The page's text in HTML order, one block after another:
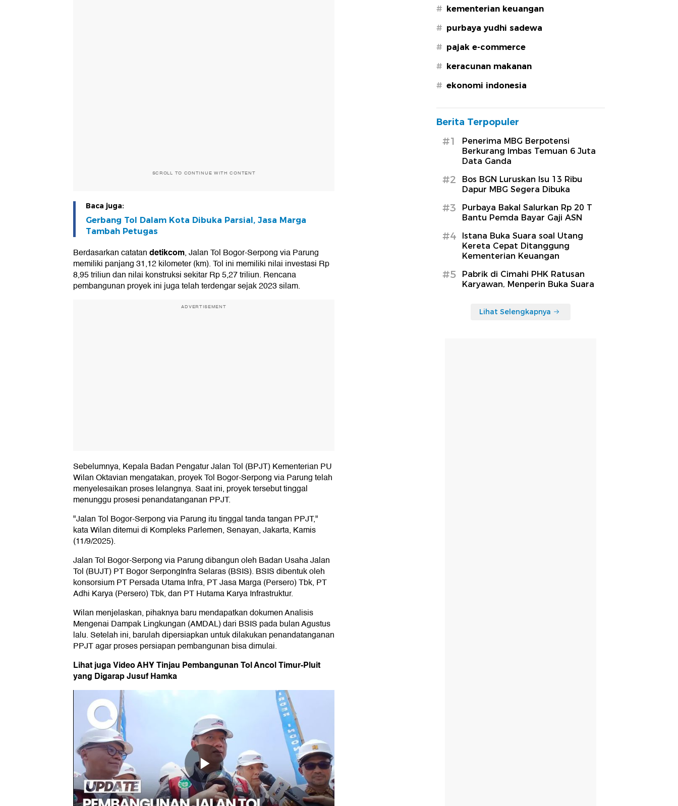
SCROLL TO CONTINUE WITH CONTENT
Baca juga:
Gerbang Tol Dalam Kota Dibuka Parsial, Jasa Marga
Tambah Petugas
Berdasarkan catatandetikcom, Jalan Tol Bogor-Serpong via Parung
memiliki panjang 31,12 kilometer (km). Tol ini memiliki nilai investasi Rp
8,95 triliun dan nilai konstruksi sekitar Rp 5,27 triliun. Rencana
pembangunan proyek ini juga telah terdengar sejak 2023 silam.
ADVERTISEMENT
Sebelumnya, Kepala Badan Pengatur Jalan Tol (BPJT) Kementerian PU
Wilan Oktavian mengatakan, proyek Tol Bogor-Serpong via Parung telah
menyelesaikan proses lelangnya. Saat ini, proyek tersebut tinggal
menunggu prosesi penandatanganan PPJT.
"Jalan Tol Bogor-Serpong via Parung itu tinggal tanda tangan PPJT,"
kata Wilan ditemui di Kompleks Parlemen, Senayan, Jakarta, Kamis
(11/9/2025).
Jalan Tol Bogor-Serpong via Parung dibangun oleh Badan Usaha Jalan
Tol (BUJT) PT Bogor SerpongInfra Selaras (BSIS). BSIS dibentuk oleh
konsorsium PT Persada Utama Infra, PT Jasa Marga (Persero) Tbk, PT
Adhi Karya (Persero) Tbk, dan PT Hutama Karya Infrastruktur.
Wilan menjelaskan, pihaknya baru mendapatkan dokumen Analisis
Mengenai Dampak Lingkungan (AMDAL) dari BSIS pada bulan Agustus
lalu. Setelah ini, barulah dipersiapkan untuk dilakukan penandatanganan
PPJT agar proses persiapan pembangunan bisa dimulai.
Lihat juga Video AHY Tinjau Pembangunan Tol Ancol Timur-Pluit
yang Digarap Jusuf Hamka
# kementerian keuangan
# purbaya yudhi sadewa
# pajak e-commerce
# keracunan makanan
# ekonomi indonesia
Berita Terpopuler
#1
Penerima MBG Berpotensi
Berkurang Imbas Temuan 6 Juta
Data Ganda
#2
Bos BGN Luruskan Isu 13 Ribu
Dapur MBG Segera Dibuka
#3
Purbaya Bakal Salurkan Rp 20 T
Bantu Pemda Bayar Gaji ASN
#4
Istana Buka Suara soal Utang
Kereta Cepat Ditanggung
Kementerian Keuangan
#5
Pabrik di Cimahi PHK Ratusan
Karyawan, Menperin Buka Suara
Lihat Selengkapnya